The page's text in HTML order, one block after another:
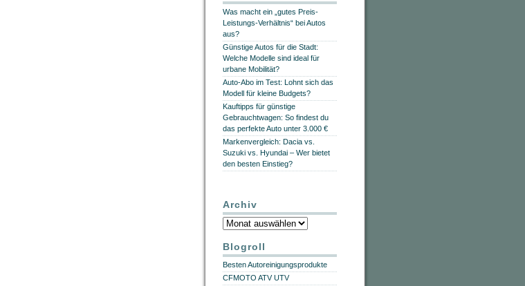
Was macht ein „gutes Preis-
Leistungs-Verhältnis“ bei Autos
aus?
Günstige Autos für die Stadt:
Welche Modelle sind ideal für
urbane Mobilität?
Auto-Abo im Test: Lohnt sich das
Modell für kleine Budgets?
Kauftipps für günstige
Gebrauchtwagen: So findest du
das perfekte Auto unter 3.000 €
Markenvergleich: Dacia vs.
Suzuki vs. Hyundai – Wer bietet
den besten Einstieg?
Archiv
Archiv
Blogroll
Besten Autoreinigungsprodukte
CFMOTO ATV UTV